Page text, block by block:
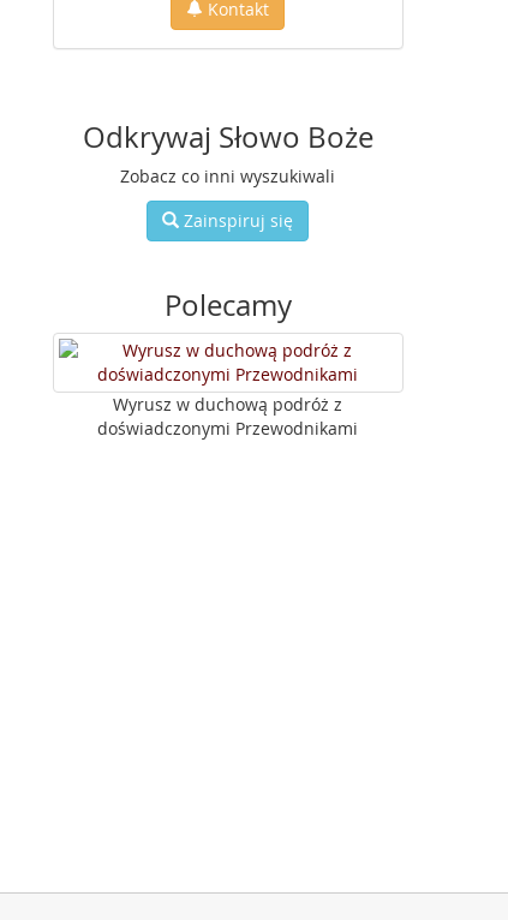
Kontakt
Odkrywaj Słowo Boże
Zobacz co inni wyszukiwali
Zainspiruj się
Polecamy
Wyrusz w duchową podróż z
doświadczonymi Przewodnikami